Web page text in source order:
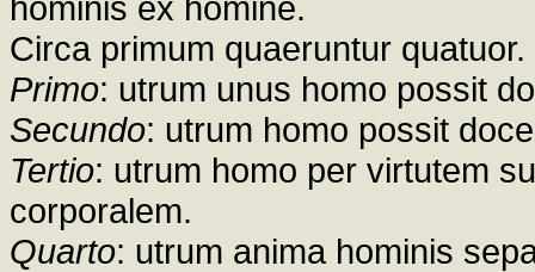
Circa primum quaeruntur quatuor.
Primo: utrum unus homo possit
Secundo: utrum homo possit
Tertio: utrum homo per virtutem
corporalem.
Quarto: utrum anima hominis